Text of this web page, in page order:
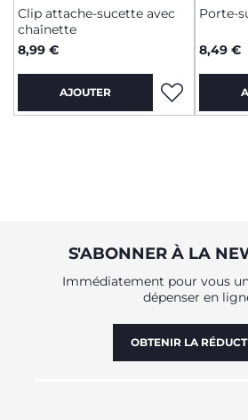
Clip attache-sucette avec
chaînette
8,99 €
AJOUTER
Porte-
8,49 €
S'ABONNER À LA
Immédiatement pour vous
dépenser en
OBTENIR LA